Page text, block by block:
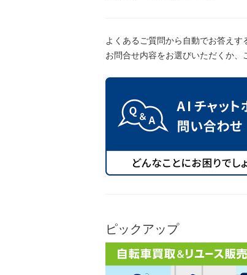
よくあるご質問から自動でお答えす
お問合せ内容をお選びいただくか、
ピックアップ